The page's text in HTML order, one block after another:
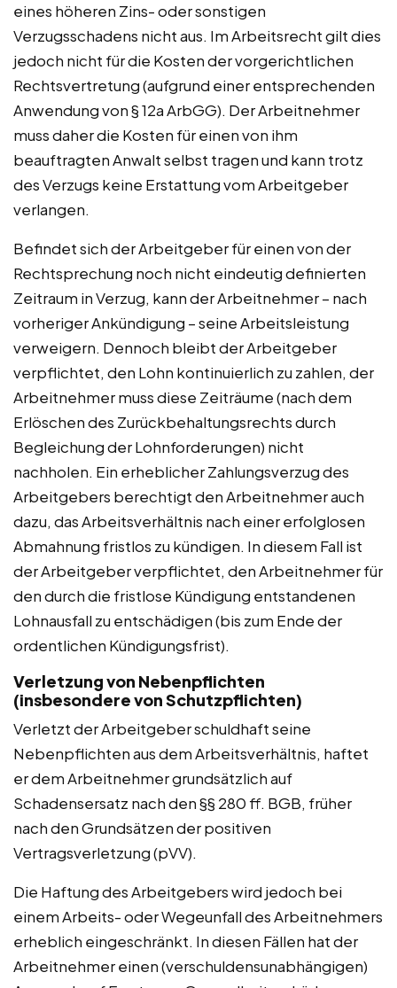
eines höheren Zins- oder sonstigen
Verzugsschadens nicht aus. Im Arbeitsrecht gilt dies
jedoch nicht für die Kosten der vorgerichtlichen
Rechtsvertretung (aufgrund einer entsprechenden
Anwendung von § 12a ArbGG). Der Arbeitnehmer
muss daher die Kosten für einen von ihm
beauftragten Anwalt selbst tragen und kann trotz
des Verzugs keine Erstattung vom Arbeitgeber
verlangen.
Befindet sich der Arbeitgeber für einen von der
Rechtsprechung noch nicht eindeutig definierten
Zeitraum in Verzug, kann der Arbeitnehmer – nach
vorheriger Ankündigung – seine Arbeitsleistung
verweigern. Dennoch bleibt der Arbeitgeber
verpflichtet, den Lohn kontinuierlich zu zahlen, der
Arbeitnehmer muss diese Zeiträume (nach dem
Erlöschen des Zurückbehaltungsrechts durch
Begleichung der Lohnforderungen) nicht
nachholen. Ein erheblicher Zahlungsverzug des
Arbeitgebers berechtigt den Arbeitnehmer auch
dazu, das Arbeitsverhältnis nach einer erfolglosen
Abmahnung fristlos zu kündigen. In diesem Fall ist
der Arbeitgeber verpflichtet, den Arbeitnehmer für
den durch die fristlose Kündigung entstandenen
Lohnausfall zu entschädigen (bis zum Ende der
ordentlichen Kündigungsfrist).
Verletzung von Nebenpflichten
(insbesondere von Schutzpflichten)
Verletzt der Arbeitgeber schuldhaft seine
Nebenpflichten aus dem Arbeitsverhältnis, haftet
er dem Arbeitnehmer grundsätzlich auf
Schadensersatz nach den §§ 280 ff. BGB, früher
nach den Grundsätzen der positiven
Vertragsverletzung (pVV).
Die Haftung des Arbeitgebers wird jedoch bei
einem Arbeits- oder Wegeunfall des Arbeitnehmers
erheblich eingeschränkt. In diesen Fällen hat der
Arbeitnehmer einen (verschuldensunabhängigen)